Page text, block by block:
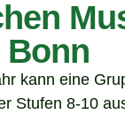
Bonn
kann eine
Stufen 8-10